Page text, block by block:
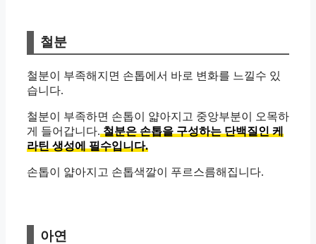
철분
철분이 부족해지면 손톱에서 바로 변화를 느낄수 있
습니다.
철분이 부족하면 손톱이 얇아지고 중앙부분이 오목하
게 들어갑니다.철분은 손톱을 구성하는 단백질인 케
라틴 생성에 필수입니다.
손톱이 얇아지고 손톱색깔이 푸르스름해집니다.
아연